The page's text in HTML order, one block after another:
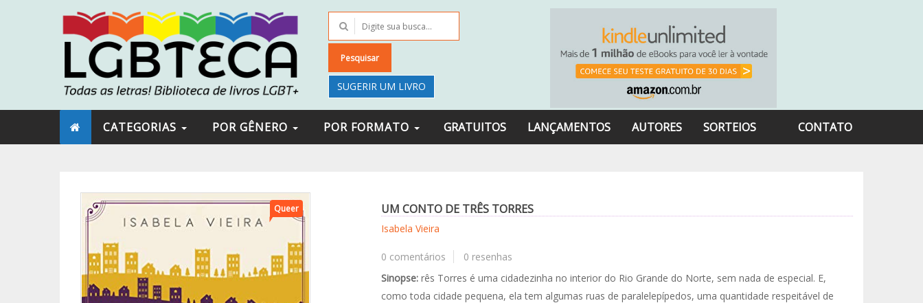
Pesquisar
SUGERIR UM LIVRO
CATEGORIAS POR GÊNERO POR FORMATO GRATUITOS LANÇAMENTOS AUTORES SORTEIOS CONTATO
Queer UM CONTO DE TRÊS TORRES
Isabela Vieira
0 comentários
0 resenhas
Sinopse: rês Torres é uma cidadezinha no interior do Rio Grande do Norte, sem nada de especial. E,
como toda cidade pequena, ela tem algumas ruas de paralelepípedos, uma quantidade respeitável de